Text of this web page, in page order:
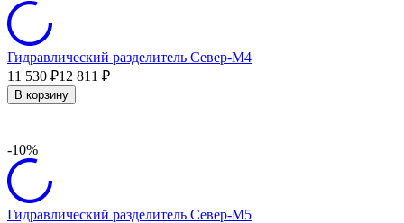
Гидравлический разделитель Север-М4
11 530 ₽12 811 ₽
В корзину
-10%
Гидравлический разделитель Север-М5